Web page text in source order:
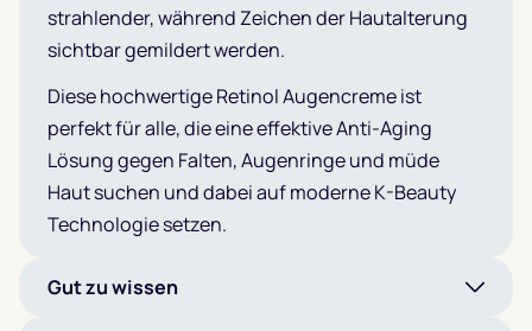
strahlender, während Zeichen der Hautalterung
sichtbar gemildert werden.
Diese hochwertige Retinol Augencreme ist
perfekt für alle, die eine effektive Anti-Aging
Lösung gegen Falten, Augenringe und müde
Haut suchen und dabei auf moderne K-Beauty
Technologie setzen.
Gut zu wissen